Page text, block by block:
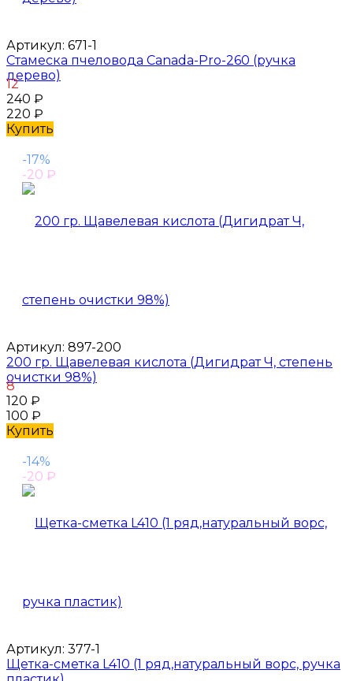
Артикул: 671-1
Стамеска пчеловода Canada-Pro-260 (ручка
дерево)
12
240 ₽
220 ₽
Купить
-17%
-20 ₽
Артикул: 897-200
200 гр. Щавелевая кислота (Дигидрат Ч, степень
очистки 98%)
8
120 ₽
100 ₽
Купить
-14%
-20 ₽
Артикул: 377-1
Щетка-сметка L410 (1 ряд,натуральный ворс, ручка